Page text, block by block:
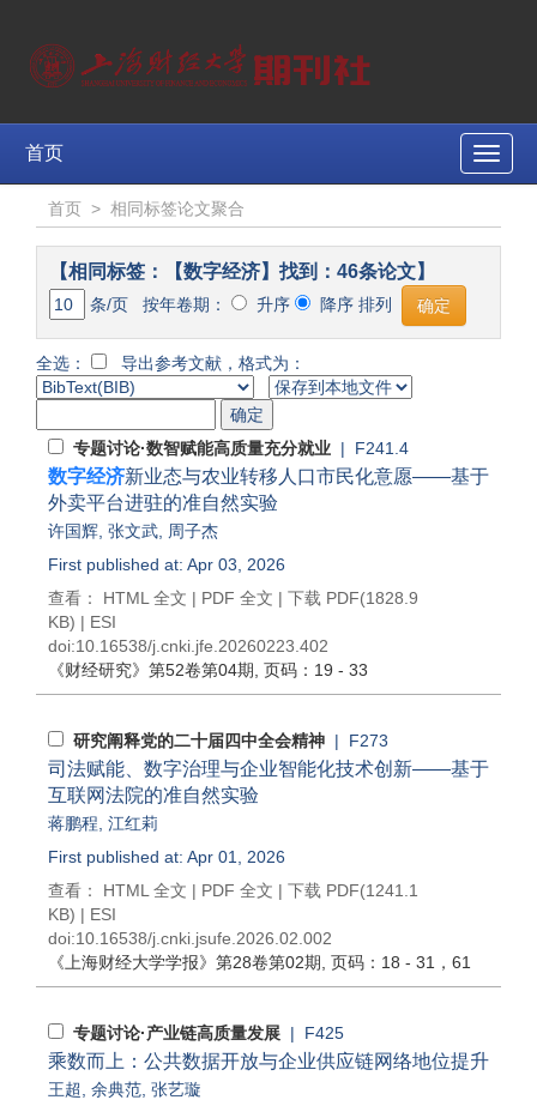
Toggle
首页
首页 > 相同标签论文聚合
【相同标签：【数字经济】找到：46条论文】
条/页 按年卷期： 升序 降序 排列
全选： 导出参考文献，格式为：
专题讨论·数智赋能高质量充分就业 | F241.4
数字经济新业态与农业转移人口市民化意愿——基于
外卖平台进驻的准自然实验
许国辉 张文武
周子杰
First published at: Apr 03, 2026
查看： HTML 全文 | PDF 全文 | 下载 PDF(1828.9
KB) | ESI
doi:10.16538/j.cnki.jfe.20260223.402
《财经研究》 第52卷第04期 , 页码：19 - 33
研究阐释党的二十届四中全会精神 | F273
司法赋能、数字治理与企业智能化技术创新——基于
互联网法院的准自然实验
蒋鹏程 江红莉
First published at: Apr 01, 2026
查看： HTML 全文 | PDF 全文 | 下载 PDF(1241.1
KB) | ESI
doi:10.16538/j.cnki.jsufe.2026.02.002
《上海财经大学学报》 第28卷第02期 , 页码：18 - 31，61
专题讨论·产业链高质量发展 | F425
乘数而上：公共数据开放与企业供应链网络地位提升
王超 余典范 张艺璇